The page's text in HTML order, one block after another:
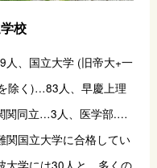
校
、国立大学 (旧帝大+一
除く)…83人、早慶上理
関同立…3人、医学部.…
関国立大学に合格してい